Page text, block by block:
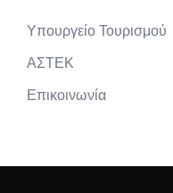
Υπουργείο Τουρισμού
ΑΣΤΕΚ
Επικοινωνία